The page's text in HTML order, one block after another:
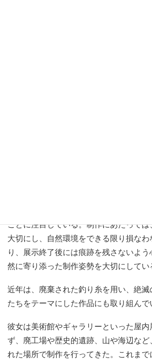
ことに注目している。制作にあたって
大切にし、自然環境をできる限り損な
り、展示終了後には痕跡を残さないよ
然に寄り添った制作姿勢を大切にしてい
近年は、廃棄された釣り糸を用い、絶滅
たちをテーマにした作品にも取り組んで
彼女は美術館やギャラリーといった屋内
ず、廃工場や歴史的遺跡、山や海辺な
れた場所で制作を行ってきた。これま